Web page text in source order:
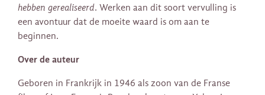
hebben gerealiseerd. Werken aan dit soort vervulling is
een avontuur dat de moeite waard is om aan te
beginnen.
Over de auteur
Geboren in Frankrijk in 1946 als zoon van de Franse